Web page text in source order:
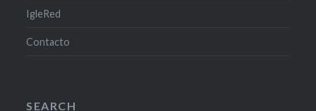
IgleRed
Contacto
SEARCH